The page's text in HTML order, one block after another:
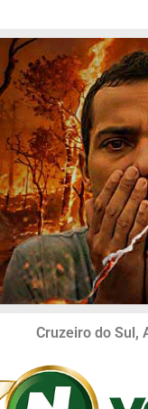
Cruzeiro do Sul,